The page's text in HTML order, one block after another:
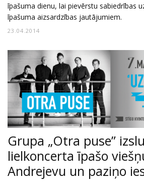
īpašuma dienu, lai pievērstu sabiedrības
īpašuma aizsardzības jautājumiem.
23.04.2014
Grupa „Otra puse”
lielkoncerta īpašo
Andrejevu un paziņo